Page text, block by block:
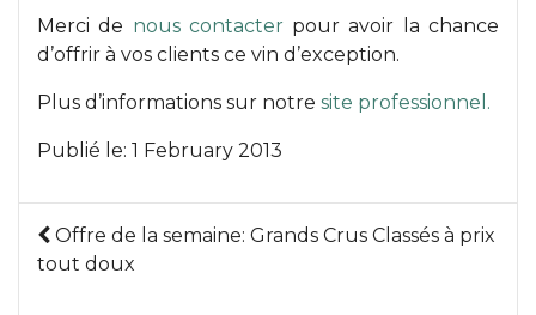
Merci de nous contacterpour avoir la chance
d’offrir à vos clients ce vin d’exception.
Plus d’informations sur notre site professionnel.
Publié le: 1 February 2013
Offre de la semaine: Grands Crus Classés à prix
tout doux